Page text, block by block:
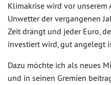
Klimakrise wird vor
Unwetter der vergangenen
Zeit drängt und jeder Euro,
investiert wird, gut angelegt
Dazu möchte ich als neues
und in seinen Gremien